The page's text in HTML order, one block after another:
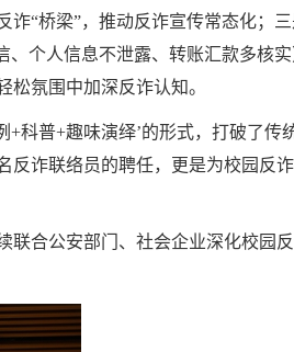
“桥梁”，推动反诈宣传常态化；
、个人信息不泄露、转账汇款多核
氛围中加深反诈认知。
+科普+趣味演绎’的形式，打破了传
反诈联络员的聘任，更是为校园反
联合公安部门、社会企业深化校园